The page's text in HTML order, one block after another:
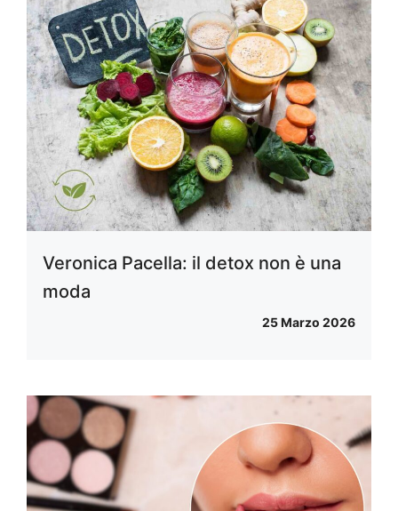
Veronica Pacella: il detox non è una
moda
25 Marzo 2026